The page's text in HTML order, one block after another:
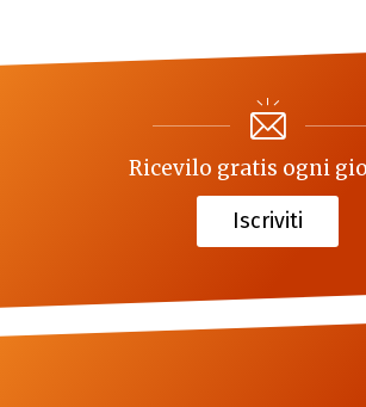
Ricevilo gratis ogni
Iscriviti